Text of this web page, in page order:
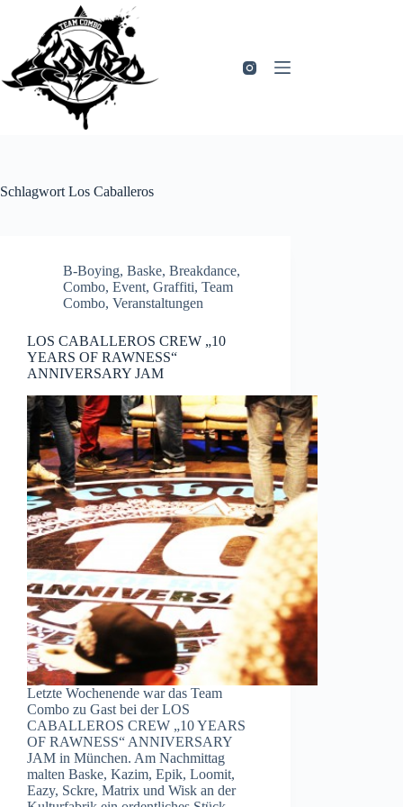
springen
Schlagwort Los Caballeros
B-Boying, Baske, Breakdance,
Combo, Event, Graffiti, Team
Combo, Veranstaltungen
LOS CABALLEROS CREW „10
YEARS OF RAWNESS“
ANNIVERSARY JAM
Letzte Wochenende war das Team
Combo zu Gast bei der LOS
CABALLEROS CREW „10 YEARS
OF RAWNESS“ ANNIVERSARY
JAM in München. Am Nachmittag
malten Baske, Kazim, Epik, Loomit,
Eazy, Sckre, Matrix und Wisk an der